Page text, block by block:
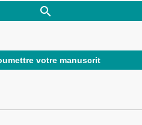
votre manuscrit